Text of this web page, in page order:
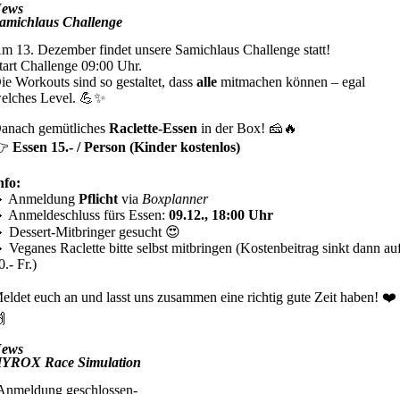
Challenge
13. Dezember findet unsere Samichlaus Challenge statt!
Challenge 09:00 Uhr.
Workouts sind so gestaltet, dassalle mitmachen können – egal
Level. 💪✨
gemütlichesRaclette-Essen in der Box! 🧀🔥
Essen 15.- / Person (Kinder kostenlos)
AnmeldungPflicht via Boxplanner
Anmeldeschluss fürs Essen:09.12., 18:00 Uhr
Dessert-Mitbringer gesucht 😍
Veganes Raclette bitte selbst mitbringen (Kostenbeitrag sinkt dann
Fr.)
euch an und lasst uns zusammen eine richtig gute Zeit haben! ❤️
Race Simulation
geschlossen-